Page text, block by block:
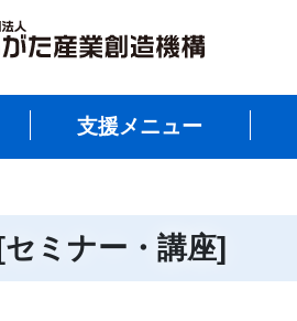
支援メニュー
ミナー・講座]